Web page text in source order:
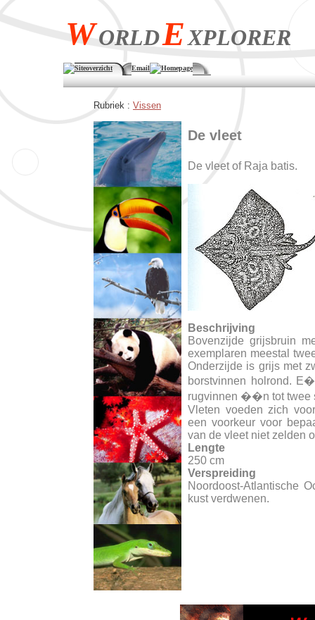
WORLDEXPLORER
Siteoverzicht Email Homepage
Rubriek : Vissen
De vleet
De vleet of Raja batis.
Beschrijving
Bovenzijde grijsbruin
exemplaren meestal
Onderzijde is grijs met
borstvinnen holrond.
rugvinnen ��n tot twee
Vleten voeden zich
een voorkeur voor
van de vleet niet zelden
Lengte
250 cm
Verspreiding
Noordoost-Atlantische
kust verdwenen.